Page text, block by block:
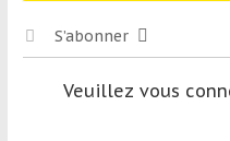
S’abonner
Veuillez vous